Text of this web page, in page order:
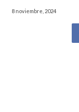
8 noviembre, 2024